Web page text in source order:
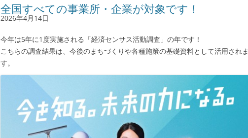
全国すべての事業所・企業が対象です！
2026年4月14日
今年は5年に1度実施される「経済センサス活動調査」の年です！
こちらの調査結果は、今後のまちづくりや各種施策の基礎資料として活用されま
す。